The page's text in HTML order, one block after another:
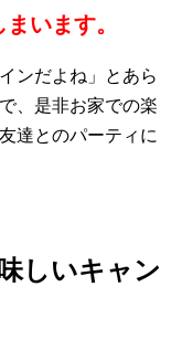
います。
ンだよね」とあら
、是非お家での楽
達とのパーティに
しいキャン